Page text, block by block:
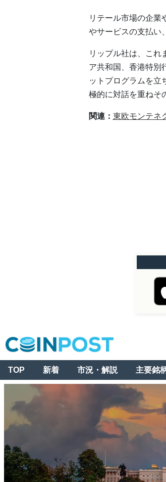
リテール市場の企業
やサービスの支払い
リップル社は、これ
ア共和国、香港特別
ットプログラムを立
極的に対話を重ねそ
関連： 東欧モンテネ
TOP 新着 市況・解説 主要銘